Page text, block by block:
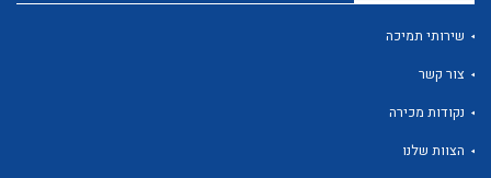
שירותי תמיכה
צור קשר
נקודות מכירה
הצוות שלנו